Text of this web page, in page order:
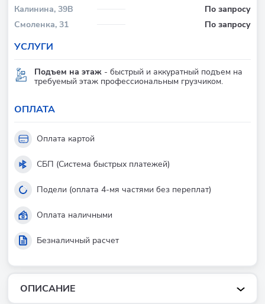
ОПИСАНИЕ
Калинина, 39В
По запросу
Смоленка, 31
По запросу
УСЛУГИ
Подъем на этаж - быстрый и аккуратный подъем на
требуемый этаж профессиональным грузчиком.
ОПЛАТА
Оплата картой
СБП (Система быстрых платежей)
Подели (оплата 4-мя частями без переплат)
Оплата наличными
Безналичный расчет